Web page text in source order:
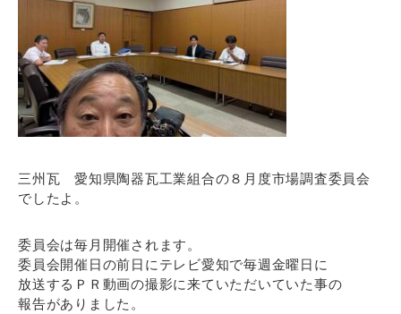
三州瓦 愛知県陶器瓦工業組合の８月度市場調査委員会
でしたよ。
委員会は毎月開催されます。
委員会開催日の前日にテレビ愛知で毎週金曜日に
放送するＰＲ動画の撮影に来ていただいていた事の
報告がありました。